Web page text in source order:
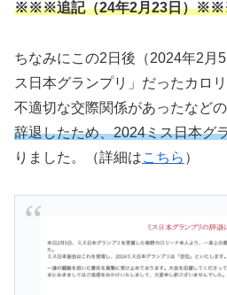
※※※追記（24年2月23日）
ちなみにこの2日後（2024年2月
ス日本グランプリ」だったカロ
不適切な交際関係があったなど
辞退したため、2024ミス日本グ
りました。（詳細はこちら ）